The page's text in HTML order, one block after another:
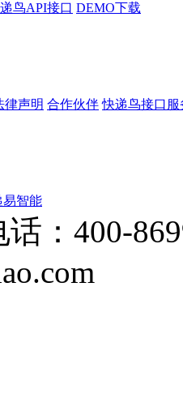
鸟API接口 DEMO下载
律声明 合作伙伴 快递鸟接口服
易智能
： 400-